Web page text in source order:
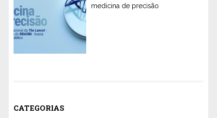
medicina de precisão
CATEGORIAS